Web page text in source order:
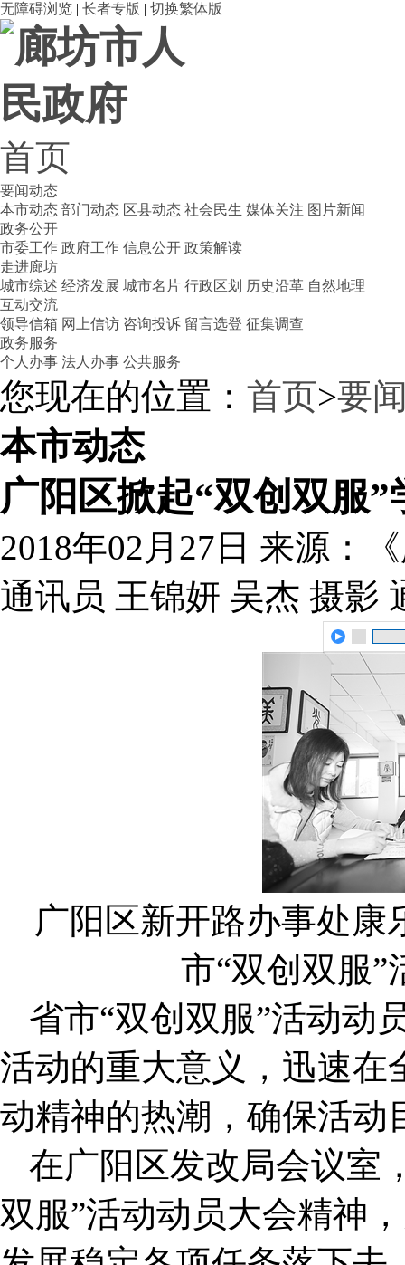
无障碍浏览 | 长者专版 | 切换繁体版
首页
要闻动态
本市动态 部门动态 区县动态 社会民生 媒体关注 图片新闻
政务公开
市委工作 政府工作 信息公开 政策解读
走进廊坊
城市综述 经济发展 城市名片 行政区划 历史沿革 自然地理
互动交流
领导信箱 网上信访 咨询投诉 留言选登 征集调查
政务服务
个人办事 法人办事 公共服务
您现在的位置： 首页>要
本市动态
广阳区掀起“双创双服”
2018年02月27日 来源：
通讯员 王锦妍 吴杰 摄影
广阳区新开路办事处康
市“双创双服
省市“双创双服”活动动
活动的重大意义，迅速在
动精神的热潮，确保活动
在广阳区发改局会议室
双服”活动动员大会精神